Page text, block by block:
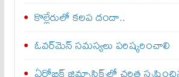
కొల్లేరులో కలప దందా..
ఓవర్‌మెన్‌ సమస్యలు పరిష్కరించాలి